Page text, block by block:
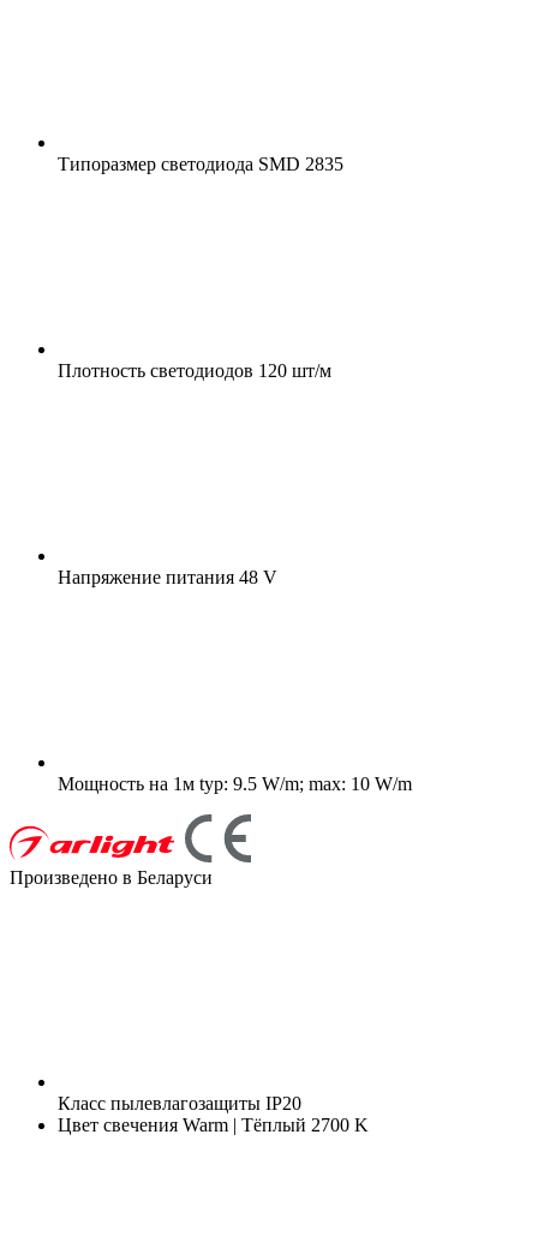
Типоразмер светодиода SMD 2835
Плотность светодиодов 120 шт/м
Напряжение питания 48 V
Мощность на 1м typ: 9.5 W/m; max: 10 W/m
Произведено в Беларуси
Класс пылевлагозащиты IP20
Цвет свечения Warm | Тёплый 2700 K